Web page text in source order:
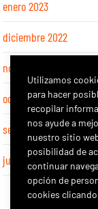
enero 2023
diciembre 2022
noviembre 2022
octubre 2022
septiembre 2022
julio 2022
Utilizamos
para hacer
recopilar
nos ayude a
nuestro sitio
posibilidad de
continuar
opción de
cookies